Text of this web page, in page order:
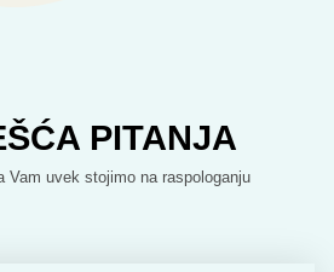
PITANJA
Vam uvek stojimo na raspologanju